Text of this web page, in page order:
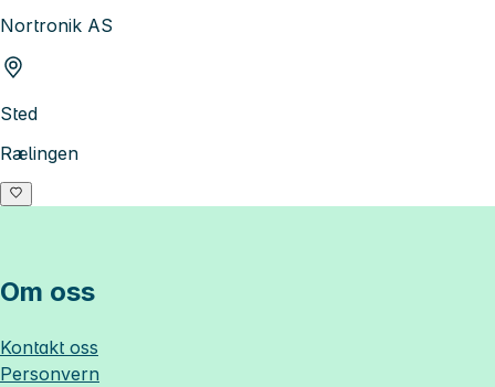
Nortronik AS
Sted
Rælingen
Om oss
Kontakt oss
Personvern